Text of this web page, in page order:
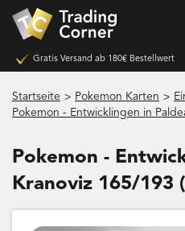
Gratis Versand ab 180€ Bestellwert
Startseite > Pokemon Karten >
Pokemon - Entwicklingen in
Pokemon -
Kranoviz 165/193